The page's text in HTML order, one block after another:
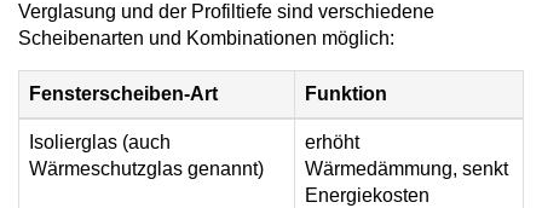
Verglasung und der Profiltiefe sind verschiedene
Scheibenarten und Kombinationen möglich:
Fensterscheiben-Art Funktion
Isolierglas (auch
Wärmeschutzglas genannt)
erhöht
Wärmedämmung, senkt
Energiekosten